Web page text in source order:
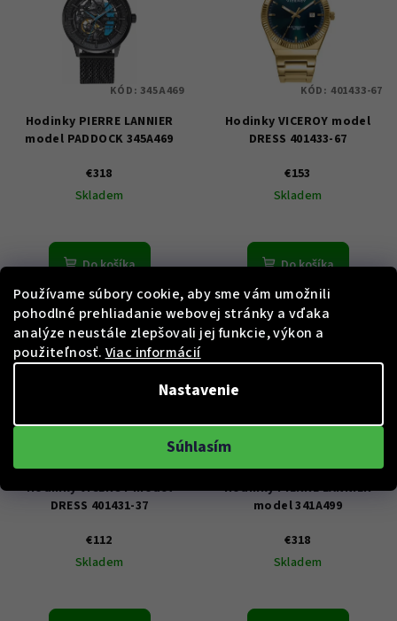
Používame súbory cookie, aby sme vám umožnili
pohodlné prehliadanie webovej stránky a vďaka
analýze neustále zlepšovali jej funkcie, výkon a
použiteľnosť. Viac informácií
Nastavenie
Súhlasím
Hodinky PIERRE LANNIER
model PADDOCK 345A469
€318
Skladem
Do košíka
KÓD: 345A469
Hodinky VICEROY model
DRESS 401433-67
€153
Skladem
Do košíka
KÓD: 401433-67
Hodinky VICEROY model
DRESS 401431-37
€112
Skladem
Hodinky PIERRE LANNIER
model 341A499
€318
Skladem